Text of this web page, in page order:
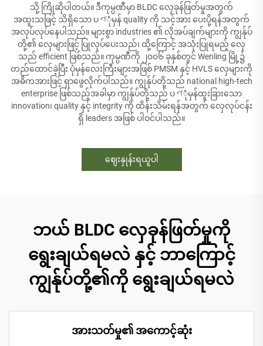
သို့ ကြိုဆိုပါတယ်။ ဒီကုမ္ပဏီမှာ BLDC လှေခုန်ဖြတ်မှုအတွက်
အထူးသဖြင့် သိရှိသော ပণုံမှန် quality ကို သင့်အား ပေးပို့ရန်အတွက်
အလုပ်လုပ်နေပါသည်။ များစွာ industries ၏ လိုအပ်ချက်များကို ကျွန်ုပ်
တို့၏ လှေများဖြင့် ပြုလုပ်ပေးသည်၊ ထို့ကြောင့် အသုံးပြုရမည့် လှေ
သည် efficient ဖြစ်သည်။ ကုမ္ပဏီကို ၂၀၀၆ ခုနှစ်တွင် Wenling မြို့၌
တည်ထောင်ခဲ့ပြီး ပုံမှန်လေးကြီးများအဖြစ် PMSM နှင့် HVLS လှေများကို
အဓိကအားဖြင့် ရှာဖွေလိုက်ပါသည်။ ကျွန်ုပ်တို့သည် national high-tech
enterprise ဖြစ်သည့်အခါမှာ ကျွန်ုပ်တို့သည် ပণုံမှန်ထူးခြားသော
innovation၊ quality နှင့် integrity ကို ထိန်းသိမ်းရန်အတွက် လှေလုပ်ငန်း
ရှိ leaders အဖြစ် ပါဝင်ပါသည်။
ဈေးနှုန်းရယူပါ
ဘယ် BLDC လှေခုန်ဖြတ်မှုကို
ရွေးချယ်ရမလဲ နှင့် ဘာကြောင့်
ကျွန်ုပ်တို့၏ကို ရွေးချယ်ရမလဲ
အားသတ်မှု၏ အကောင့်ဆုံး